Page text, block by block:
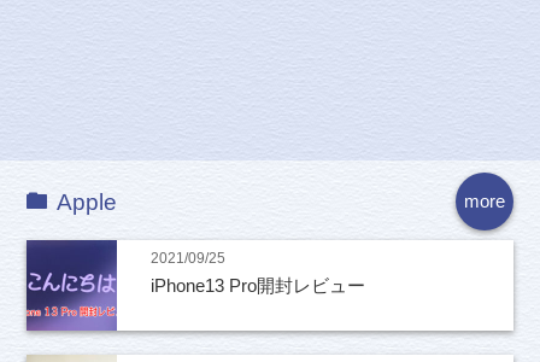
more
Apple
2021/09/25
iPhone13 Pro開封レビュー